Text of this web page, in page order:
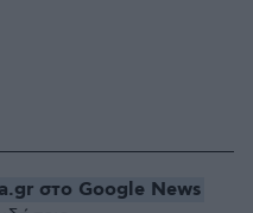
στο Google News